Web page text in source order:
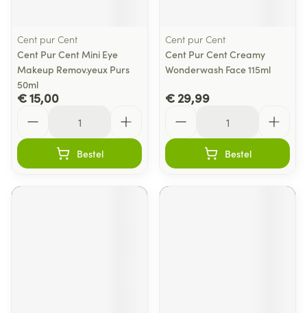
Cent pur Cent
Cent Pur Cent Mini Eye
Makeup Remov.yeux Purs
50ml
€ 15,00
Bestel
Cent pur Cent
Cent Pur Cent Creamy
Wonderwash Face 115ml
€ 29,99
Bestel